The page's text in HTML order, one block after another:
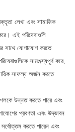
লেখা এবং সামাজিক
এই পরিষেবাগুলি
সাথে যোগাযোগ করতে
সামঞ্জস্যপূর্ণ করে,
সাফল্য অর্জন করতে
উন্নত করতে পারে এবং
প্রবণতা এবং উদ্ভাবন
করতে পারেন এবং